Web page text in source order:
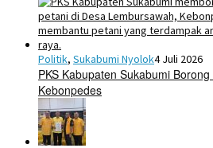
Politik, Sukabumi Nyolok4 Juli 2026
PKS Kabupaten Sukabumi
Kebonpedes